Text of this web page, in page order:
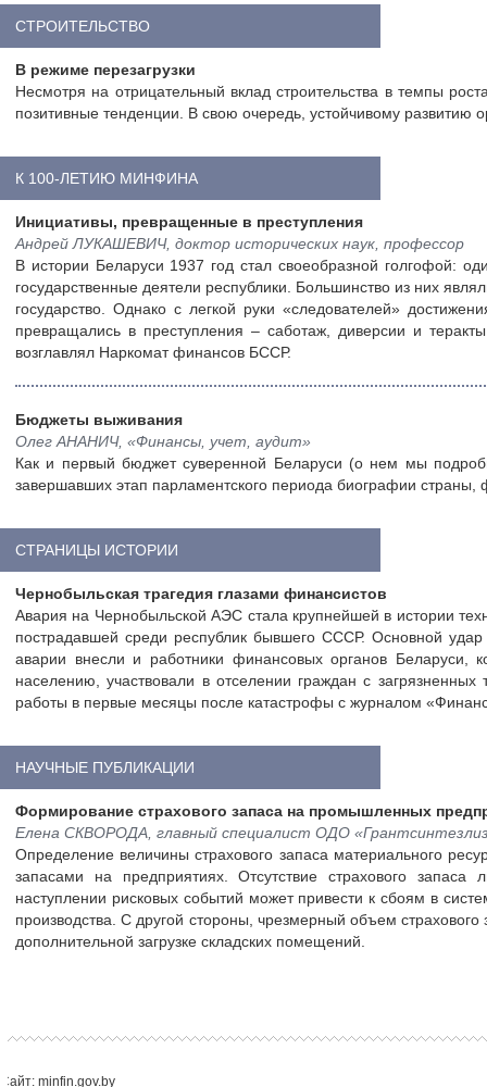
СТРОИТЕЛЬСТВО
В режиме перезагрузки
Несмотря на отрицательный вклад строительства в темпы
позитивные тенденции. В свою очередь, устойчивому развитию
К 100-ЛЕТИЮ МИНФИНА
Инициативы, превращенные в преступления
Андрей ЛУКАШЕВИЧ, доктор исторических наук, профессор
В истории Беларуси 1937 год стал своеобразной голгофой:
государственные деятели республики. Большинство из них
государство. Однако с легкой руки «следователей»
превращались в преступления – саботаж, диверсии и
возглавлял Наркомат финансов БССР.
Бюджеты выживания
Олег АНАНИЧ, «Финансы, учет, аудит»
Как и первый бюджет суверенной Беларуси (о нем мы
завершавших этап парламентского периода биографии
СТРАНИЦЫ ИСТОРИИ
Чернобыльская трагедия глазами финансистов
Авария на Чернобыльской АЭС стала крупнейшей в истории
пострадавшей среди республик бывшего СССР. Основной
аварии внесли и работники финансовых органов
населению, участвовали в отселении граждан с
работы в первые месяцы после катастрофы с журналом
НАУЧНЫЕ ПУБЛИКАЦИИ
Формирование страхового запаса на промышленных
Елена СКВОРОДА, главный специалист ОДО
Определение величины страхового запаса материального
запасами на предприятиях. Отсутствие страхового
наступлении рисковых событий может привести к сбоям в
производства. С другой стороны, чрезмерный объем
дополнительной загрузке складских помещений.
Сайт: minfin.gov.by